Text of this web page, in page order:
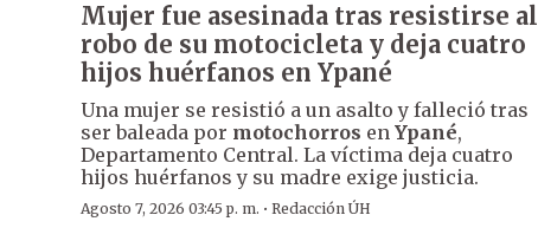
Mujer fue asesinada tras resistirse al
robo de su motocicleta y deja cuatro
hijos huérfanos en Ypané
Una mujer se resistió a un asalto y falleció tras
ser baleada por motochorros en Ypané,
Departamento Central. La víctima deja cuatro
hijos huérfanos y su madre exige justicia.
Agosto 7, 2026 03:45 p. m. · Redacción ÚH